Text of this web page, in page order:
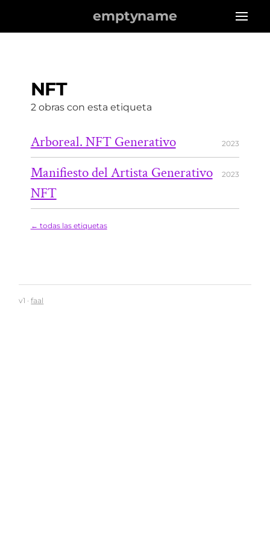
emptyname
NFT
2 obras con esta etiqueta
Arboreal. NFT Generativo 2023
Manifiesto del Artista Generativo
NFT
2023
← todas las etiquetas
v1 ·faal